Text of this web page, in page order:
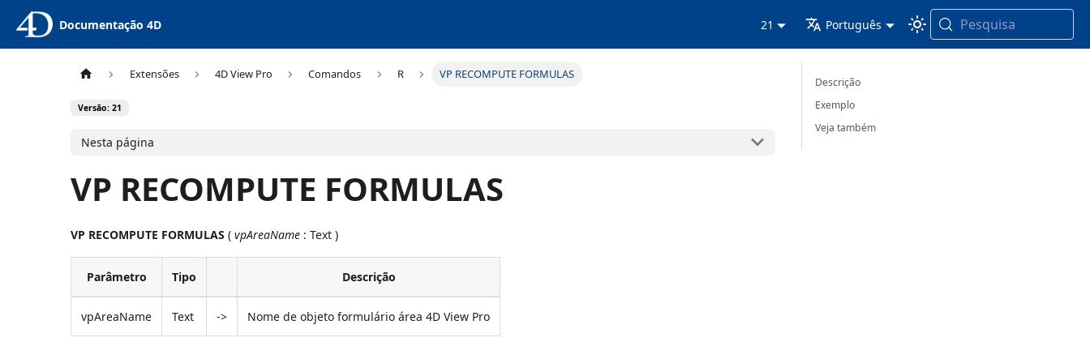
Documentação 4D 21 Português Pesquisa
Extensões 4D View Pro Comandos R VP RECOMPUTE FORMULAS
Versão: 21
Nesta página
VP RECOMPUTE FORMULAS
VP RECOMPUTE FORMULAS (vpAreaName : Text )
Parâmetro Tipo Descrição
vpAreaName Text -> Nome de objeto formulário área 4D View Pro
Descrição
Exemplo
Veja também